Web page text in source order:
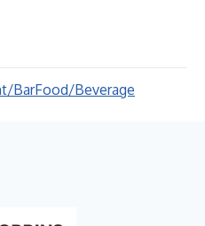
BarFood/Beverage